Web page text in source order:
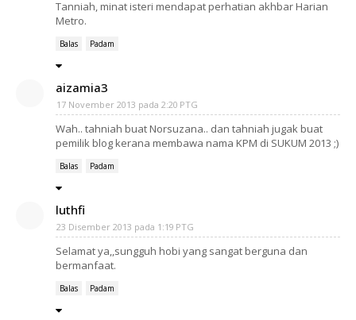
Tanniah, minat isteri mendapat perhatian akhbar Harian
Metro.
Balas Padam
aizamia3
17 November 2013 pada 2:20 PTG
Wah.. tahniah buat Norsuzana.. dan tahniah jugak buat
pemilik blog kerana membawa nama KPM di SUKUM 2013 ;)
Balas Padam
luthfi
23 Disember 2013 pada 1:19 PTG
Selamat ya,,sungguh hobi yang sangat berguna dan
bermanfaat.
Balas Padam